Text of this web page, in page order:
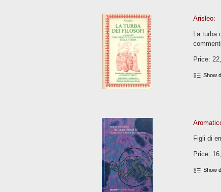
Arisleo:
La turba
Price:
Show
Figli di
Price:
Show